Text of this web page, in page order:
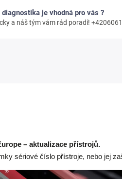
je vhodná pro vás ?
a náš tým vám rád poradí!
– aktualizace přístrojů.
sériové číslo přístroje, nebo jej